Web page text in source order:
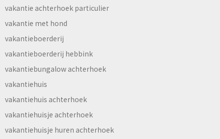
vakantie achterhoek particulier
vakantie met hond
vakantieboerderij
vakantieboerderij hebbink
vakantiebungalow achterhoek
vakantiehuis
vakantiehuis achterhoek
vakantiehuisje achterhoek
vakantiehuisje huren achterhoek